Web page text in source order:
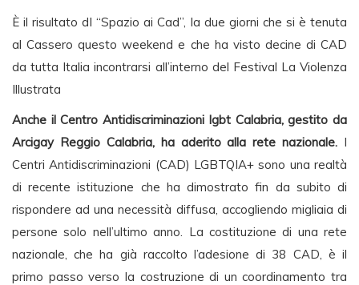
È il risultato dI “Spazio ai Cad”, la due giorni che si è tenuta
al Cassero questo weekend e che ha visto decine di CAD
da tutta Italia incontrarsi all’interno del Festival La Violenza
Illustrata
Anche il Centro Antidiscriminazioni lgbt Calabria, gestito da
Arcigay Reggio Calabria, ha aderito alla rete nazionale. I
Centri Antidiscriminazioni (CAD) LGBTQIA+ sono una realtà
di recente istituzione che ha dimostrato fin da subito di
rispondere ad una necessità diffusa, accogliendo migliaia di
persone solo nell’ultimo anno. La costituzione di una rete
nazionale, che ha già raccolto l’adesione di 38 CAD, è il
primo passo verso la costruzione di un coordinamento tra